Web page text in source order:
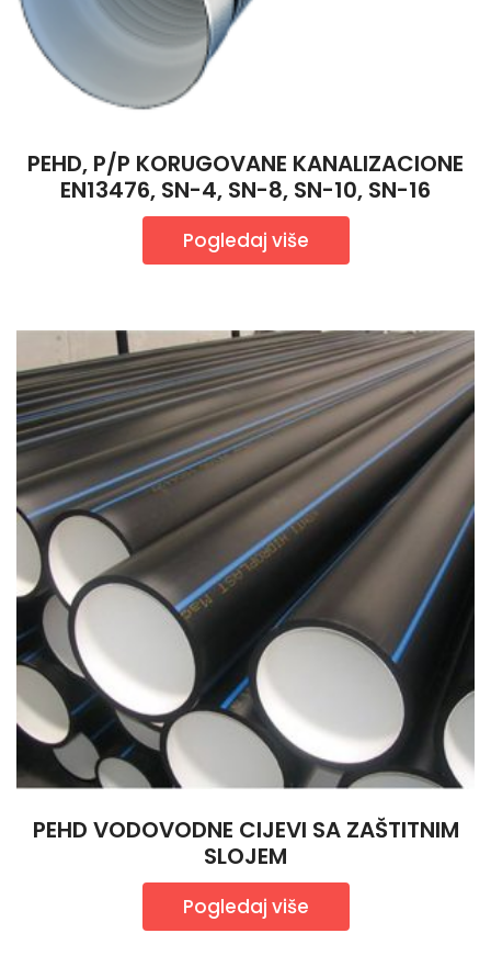
PEHD, P/P KORUGOVANE KANALIZACIONE
EN13476, SN-4, SN-8, SN-10, SN-16
Pogledaj više
PEHD VODOVODNE CIJEVI SA ZAŠTITNIM
SLOJEM
Pogledaj više